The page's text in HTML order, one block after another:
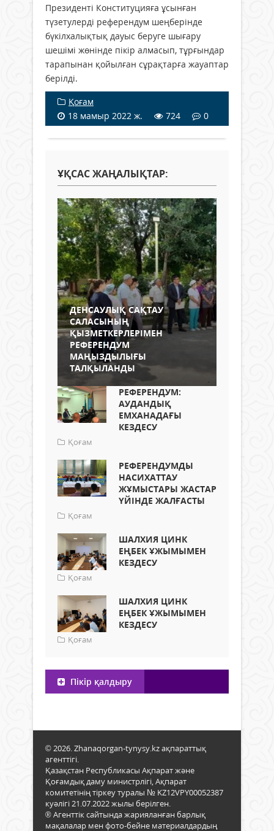
Президенті Конституцияға ұсынған
түзетулерді референдум шеңберінде
бүкілхалықтық дауыс беруге шығару
шешімі жөнінде пікір алмасып, тұрғындар
тарапынан қойылған сұрақтарға жауаптар
берілді.
Қоғам
18 мамыр 2022 ж.
724 0
ҰҚСАС ЖАҢАЛЫҚТАР:
ДЕНСАУЛЫҚ САҚТАУ
САЛАСЫНЫҢ
ҚЫЗМЕТКЕРЛЕРІМЕН
РЕФЕРЕНДУМ
МАҢЫЗДЫЛЫҒЫ
ТАЛҚЫЛАНДЫ
РЕФЕРЕНДУМ:
АУДАНДЫҚ
ЕМХАНАДАҒЫ
КЕЗДЕСУ
Қоғам
РЕФЕРЕНДУМДЫ
НАСИХАТТАУ
ЖҰМЫСТАРЫ ЖАСТАР
ҮЙІНДЕ ЖАЛҒАСТЫ
Қоғам
ШАЛХИЯ ЦИНК
ЕҢБЕК ҰЖЫМЫМЕН
КЕЗДЕСУ
Қоғам
ШАЛХИЯ ЦИНК
ЕҢБЕК ҰЖЫМЫМЕН
КЕЗДЕСУ
Қоғам
Пікір қалдыру
© 2026. Zhanaqorgan-tynysy.kz ақпараттық
агенттігі.
Қазақстан Республикасы Ақпарат және
Қоғамдық даму министрлігі, Ақпарат
комитетінің тіркеу туралы № KZ12VPY00052387
куәлігі 21.07.2022 жылы берілген.
® Агенттік сайтында жарияланған барлық
мақалалар мен фото-бейне материалдардың